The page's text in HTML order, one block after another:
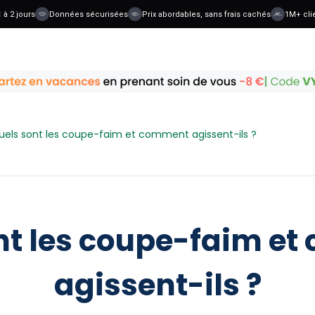
jours Données sécurisées Prix abordables, sans frais cachés 1M+ clients
sont les coupe-faim et comment agissent-ils ?
les coupe-faim et
agissent-ils ?